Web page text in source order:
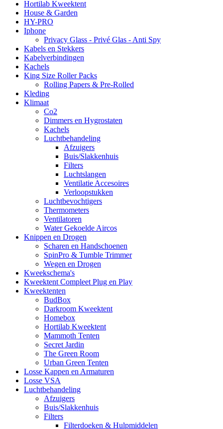
Hortilab Kweektent
House & Garden
HY-PRO
Iphone
Privacy Glass - Privé Glas - Anti Spy
Kabels en Stekkers
Kabelverbindingen
Kachels
King Size Roller Packs
Rolling Papers & Pre-Rolled
Kleding
Klimaat
Co2
Dimmers en Hygrostaten
Kachels
Luchtbehandeling
Afzuigers
Buis/Slakkenhuis
Filters
Luchtslangen
Ventilatie Accesoires
Verloopstukken
Luchtbevochtigers
Thermometers
Ventilatoren
Water Gekoelde Aircos
Knippen en Drogen
Scharen en Handschoenen
SpinPro & Tumble Trimmer
Wegen en Drogen
Kweekschema's
Kweektent Compleet Plug en Play
Kweektenten
BudBox
Darkroom Kweektent
Homebox
Hortilab Kweektent
Mammoth Tenten
Secret Jardin
The Green Room
Urban Green Tenten
Losse Kappen en Armaturen
Losse VSA
Luchtbehandeling
Afzuigers
Buis/Slakkenhuis
Filters
Filterdoeken & Hulpmiddelen